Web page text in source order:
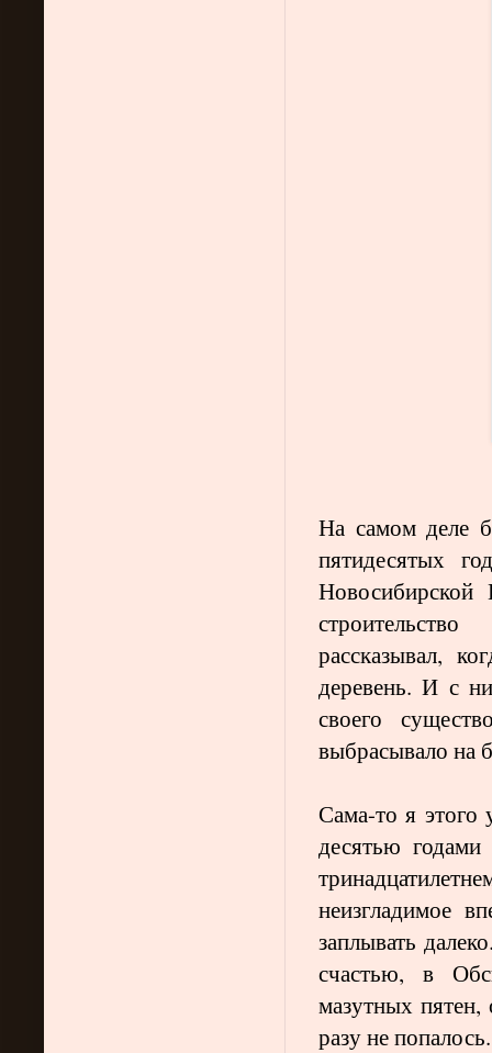
На самом деле
пятидесятых
рассказывал,
деревень. И с
своего
выбрасывало на
Сама-то я этого
десятью
неизгладимое
заплывать
счастью, в
мазутных
разу не попалось.